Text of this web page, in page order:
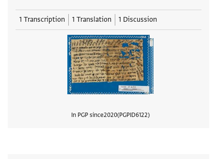
1 Transcription 1 Translation 1 Discussion
In PGP since2020 PGPID6122